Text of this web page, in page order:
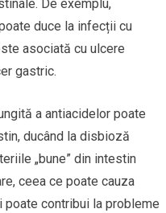
De exemplu,
duce la infecții cu
asociată cu ulcere
gastric.
a antiacidelor poate
ducând la disbioză
„bune” din intestin
ceea ce poate cauza
poate contribui la probleme